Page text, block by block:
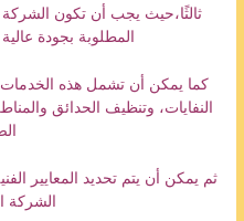
ثالثًا،حيث يجب أن تكون
المطلوبة بجودة
كما يمكن أن تشمل هذه الخدمات
النفايات، وتنظيف الحدائق
ثم يمكن أن يتم تحديد المعايير
الشركة